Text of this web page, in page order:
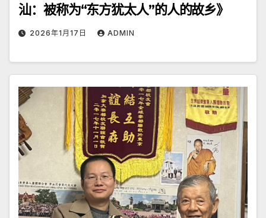
汕：被称为“东方犹太人”的人的故乡》
2026年1月17日 ADMIN